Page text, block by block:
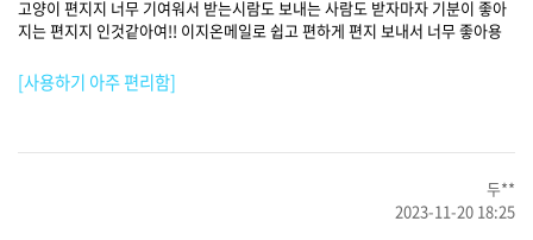
고양이 편지지 너무 기여워서 받는시람도 보내는 사람도 받자마자 기분이 좋아
지는 편지지 인것같아여!! 이지온메일로 쉽고 편하게 편지 보내서 너무 좋아용
[사용하기 아주 편리함]
두**
2023-11-20 18:25